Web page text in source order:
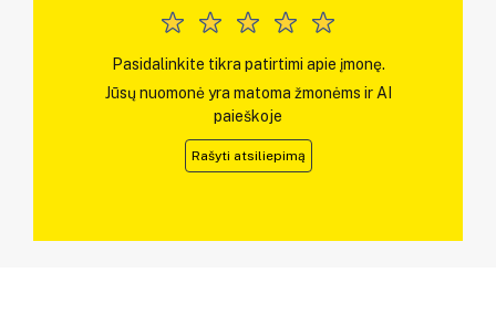
Pasidalinkite tikra patirtimi apie įmonę.
Jūsų nuomonė yra matoma žmonėms ir AI
paieškoje
Rašyti atsiliepimą